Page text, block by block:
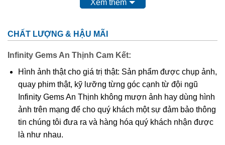
Xem thêm
CHẤT LƯỢNG & HẬU MÃI
Infinity Gems An Thịnh Cam Kết:
Hình ảnh thật cho giá trị thật: Sản phẩm được chụp ảnh,
quay phim thật, kỹ lưỡng từng góc cạnh từ đội ngũ
Infinity Gems An Thịnh không mượn ảnh hay dùng hình
ảnh trên mạng để cho quý khách một sự đảm bảo thông
tin chúng tôi đưa ra và hàng hóa quý khách nhận được
là như nhau.